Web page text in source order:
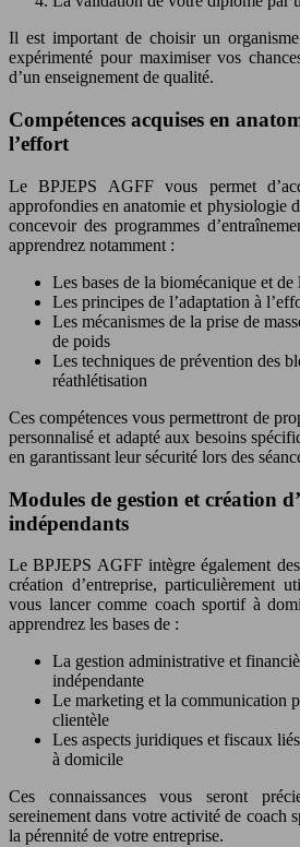
Il est important de choisir un
expérimenté pour maximiser vos
d’un enseignement de qualité.
Compétences acquises en
l’effort
Le BPJEPS AGFF vous permet
approfondies en anatomie et physiologie
concevoir des programmes
apprendrez notamment :
Les bases de la biomécanique et
Les principes de l’adaptation à
Les mécanismes de la prise de
de poids
Les techniques de prévention des
réathlétisation
Ces compétences vous permettront de
personnalisé et adapté aux besoins
en garantissant leur sécurité lors des
Modules de gestion et création
indépendants
Le BPJEPS AGFF intègre également
création d’entreprise, particulièrement
vous lancer comme coach sportif à
apprendrez les bases de :
La gestion administrative et
indépendante
Le marketing et la communication
clientèle
Les aspects juridiques et fiscaux
à domicile
Ces connaissances vous seront
sereinement dans votre activité de coach
la pérennité de votre entreprise.